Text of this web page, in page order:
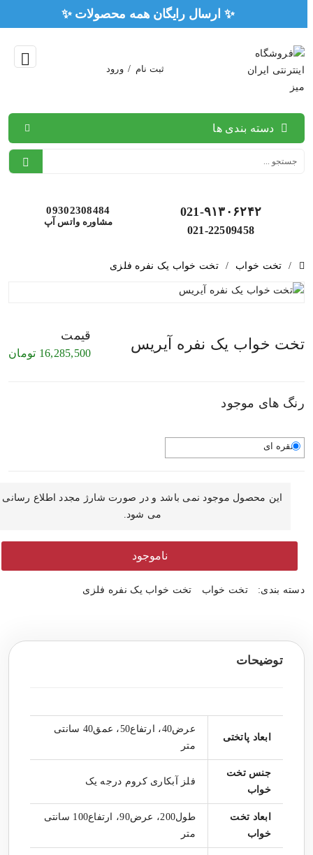
✨ ارسال رایگان
ثبت نام / ورود
دسته بندی ها
021-۹۱۳۰۶۲۴۲
021-22509458
09302308484
مشاوره واتس آپ
تخت خواب تخت خواب یک نفره فلزی
تخت خواب یک نفره آیریس قیمت
16,285,500 تومان
رنگ های موجود
نقره ای
این محصول موجود نمی باشد و در صورت شارژ مجدد اطلاع رسانی
می شود.
ناموجود
دسته بندی: تخت خواب تخت خواب یک نفره فلزی
توضیحات
ابعاد پاتختی
عرض40، ارتفاع50، عمق40 سانتی
متر
جنس تخت
خواب
فلز آبکاری کروم درجه یک
ابعاد تخت
خواب
طول200، عرض90، ارتفاع100 سانتی
متر